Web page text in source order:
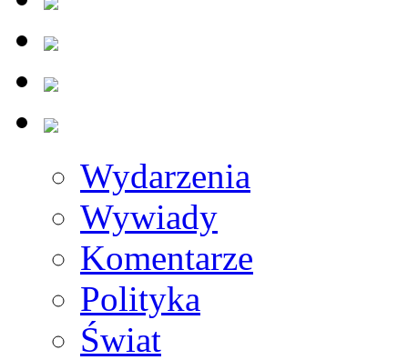
Wydarzenia
Wywiady
Komentarze
Polityka
Świat